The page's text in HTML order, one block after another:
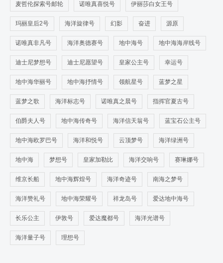
麦哲伦探索号邮轮 诺唯真喜悦号 伊丽莎白女王号
玛丽皇后2号 海洋旋律号 幻影 奋进 源原
诺唯真非凡号 海洋奥德赛号 地中海号 地中海海岸线号
迪士尼梦想号 迪士尼愿望号 皇家公主号 幸运号
地中海华丽号 地中海抒情号 领航星号 蓝梦之星
蓝梦之歌 海洋标志号 诺唯真之晨号 指挥官夏古号
伯爵夫人号 地中海传奇号 海洋信天翁号 蓝宝石公主号
地中海欧罗巴号 海洋和悦号 云顶梦号 海洋绿洲号
地中海 梦想号 皇家加勒比 海洋交响号 赛琳娜号
维京长船 地中海辉煌号 海洋奇迹号 南海之梦号
海洋赞礼号 地中海荣耀号 祥龙岛号 爱达地中海号
长乐公主 伊敦号 爱达魔都号 海洋光谱号
海洋量子号 理想号